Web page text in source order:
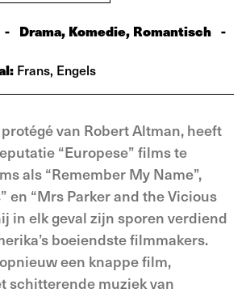
- Drama, Komedie, Romantisch -
Frans, Engels
van Robert Altman, heeft
“Europese” films te
als “Remember My Name”,
en “Mrs Parker and the Vicious
in elk geval zijn sporen verdiend
boeiendste filmmakers.
een knappe film,
schitterende muziek van